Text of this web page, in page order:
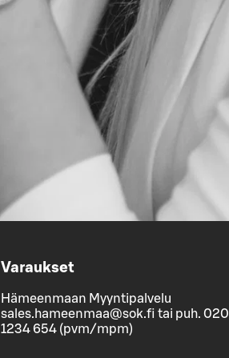
Varaukset
Hämeenmaan Myyntipalvelu
sales.hameenmaa@sok.fi tai puh. 020
1234 654 (pvm/mpm)